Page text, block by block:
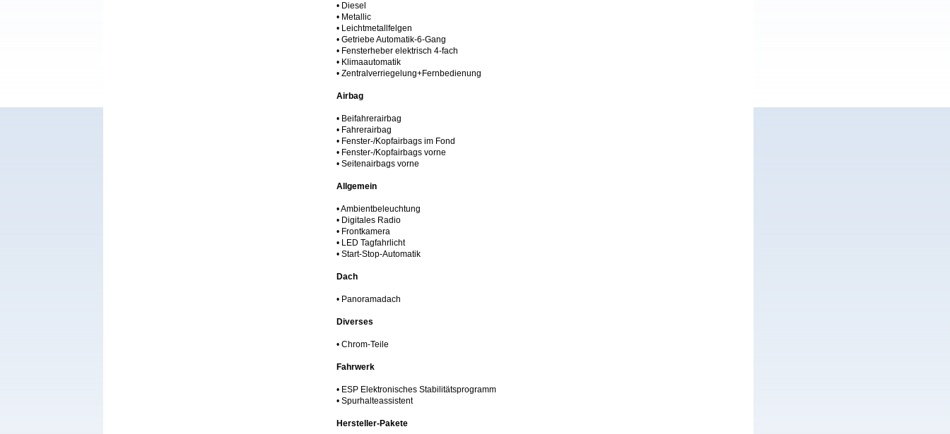
• Diesel
• Metallic
• Leichtmetallfelgen
• Getriebe Automatik-6-Gang
• Fensterheber elektrisch 4-fach
• Klimaautomatik
• Zentralverriegelung+Fernbedienung
Airbag
• Beifahrerairbag
• Fahrerairbag
• Fenster-/Kopfairbags im Fond
• Fenster-/Kopfairbags vorne
• Seitenairbags vorne
Allgemein
• Ambientbeleuchtung
• Digitales Radio
• Frontkamera
• LED Tagfahrlicht
• Start-Stop-Automatik
Dach
• Panoramadach
Diverses
• Chrom-Teile
Fahrwerk
• ESP Elektronisches Stabilitätsprogramm
• Spurhalteassistent
Hersteller-Pakete